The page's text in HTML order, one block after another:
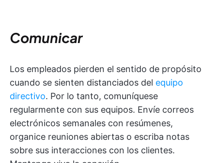
Comunicar
Los empleados pierden el sentido de propósito
cuando se sienten distanciados del equipo
directivo. Por lo tanto, comuníquese
regularmente con sus equipos. Envíe correos
electrónicos semanales con resúmenes,
organice reuniones abiertas o escriba notas
sobre sus interacciones con los clientes.